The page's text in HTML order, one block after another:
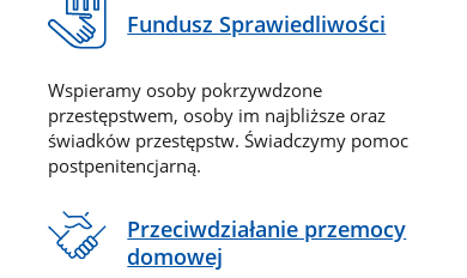
Fundusz Sprawiedliwości
Wspieramy osoby pokrzywdzone
przestępstwem, osoby im najbliższe oraz
świadków przestępstw. Świadczymy pomoc
postpenitencjarną.
Przeciwdziałanie przemocy
domowej